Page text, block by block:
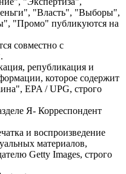
"Власть", "Выборы",
"Промо" публикуются на
совместно с
републикация и
которое содержит
EPA / UPG, строго
Я- Корреспондент
и воспроизведение
материалов,
Getty Images, строго